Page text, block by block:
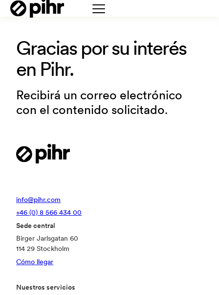
Gracias por su interés
en Pihr.
Recibirá un correo electrónico
con el contenido solicitado.
info@pihr.com
+46 (0) 8 566 434 00
Sede central
Birger Jarlsgatan 60
114 29 Stockholm
Cómo llegar
Nuestros servicios